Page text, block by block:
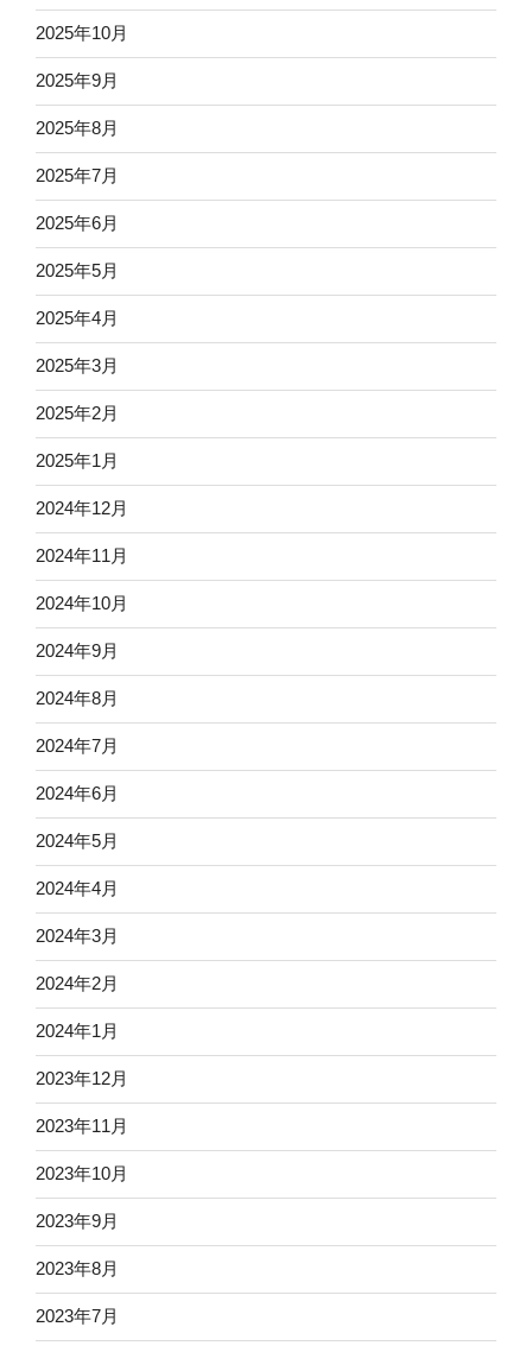
2025年10月
2025年9月
2025年8月
2025年7月
2025年6月
2025年5月
2025年4月
2025年3月
2025年2月
2025年1月
2024年12月
2024年11月
2024年10月
2024年9月
2024年8月
2024年7月
2024年6月
2024年5月
2024年4月
2024年3月
2024年2月
2024年1月
2023年12月
2023年11月
2023年10月
2023年9月
2023年8月
2023年7月